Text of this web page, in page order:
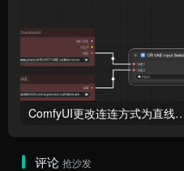
ComfyUI更改连连
评论 抢沙发